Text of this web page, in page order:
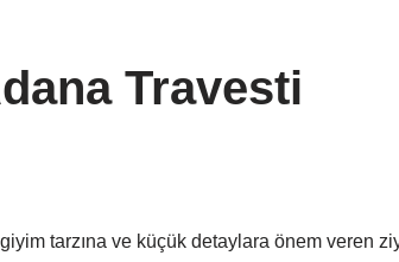
Travesti
tarzına ve küçük detaylara önem veren